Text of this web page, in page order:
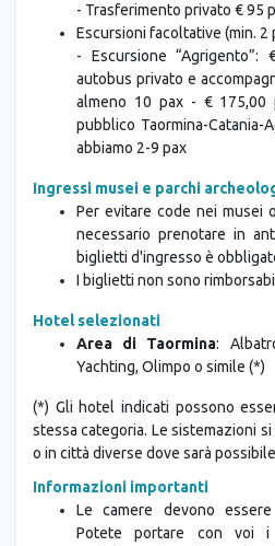
- Trasferimento privato € 95
Escursioni facoltative (min. 2
- Escursione
autobus privato e
almeno 10 pax - € 175,00
pubblico Taormina-Catania-
abbiamo 2-9 pax
Ingressi musei e parchi
Per evitare code nei musei
necessario prenotare in
biglietti d'ingresso è
I biglietti non sono
Hotel selezionati
Area di Taormina:
Yachting, Olimpo o simile (*)
(*) Gli hotel indicati possono
stessa categoria. Le sistemazioni
o in città diverse dove sarà
Informazioni importanti
Le camere devono
Potete portare con voi i